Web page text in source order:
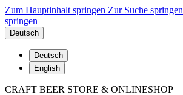
Zum Hauptinhalt springen Zur Suche springen
springen
Deutsch
Deutsch
English
CRAFT BEER STORE & ONLINESHOP